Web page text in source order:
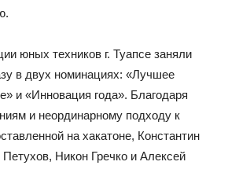
юных техников г. Туапсе заняли
в двух номинациях: «Лучшее
и «Инновация года». Благодаря
и неординарному подходу к
на хакатоне, Константин
Никон Гречко и Алексей